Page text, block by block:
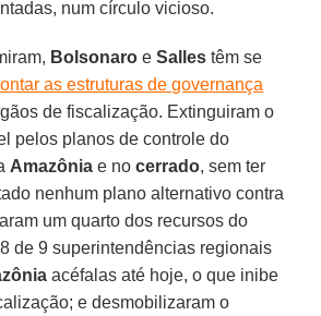
num círculo vicioso.
Bolsonaro eSalles têm se
as estruturas de governança
de fiscalização. Extinguiram o
pelos planos de controle do
Amazônia e nocerrado, sem ter
nenhum plano alternativo contra
um quarto dos recursos do
de 9 superintendências regionais
acéfalas até hoje, o que inibe
e desmobilizaram o